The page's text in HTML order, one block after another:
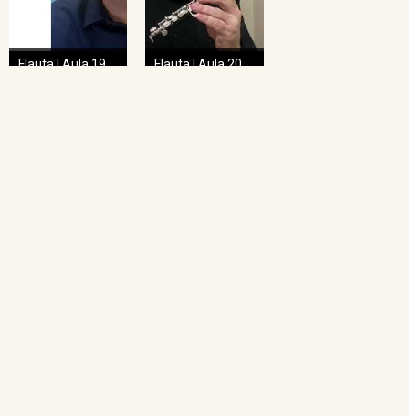
Flauta | Aula 19 Flauta | Aula 20